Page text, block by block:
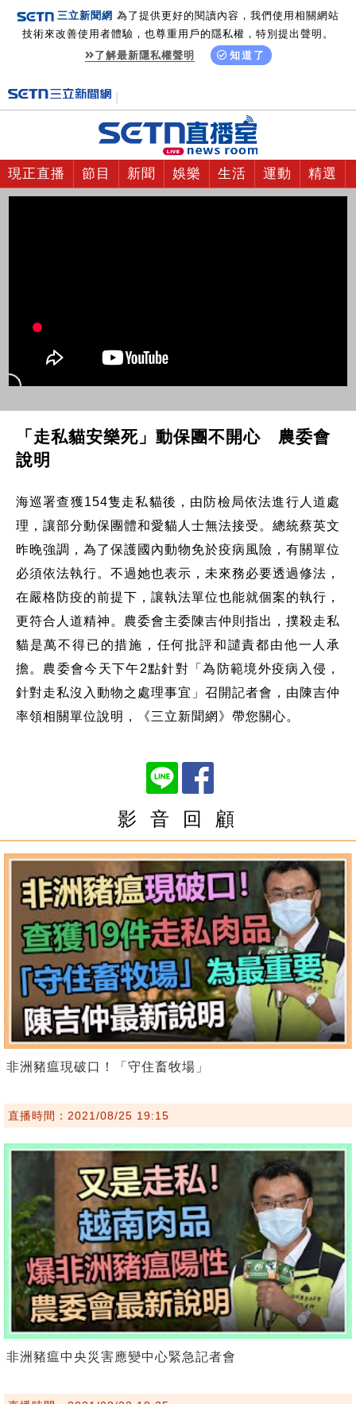
三立新聞網 為了提供更好的閱讀內容，我們使用相關網站
技術來改善使用者體驗，也尊重用戶的隱私權，特別提出聲明。
了解最新隱私權聲明
知道了
現正直播 節目 新聞 娛樂 生活 運動 精選
「走私貓安樂死」動保團不開心 農委會
說明
海巡署查獲154隻走私貓後，由防檢局依法進行人道處
理，讓部分動保團體和愛貓人士無法接受。總統蔡英文
昨晚強調，為了保護國內動物免於疫病風險，有關單位
必須依法執行。不過她也表示，未來務必要透過修法，
在嚴格防疫的前提下，讓執法單位也能就個案的執行，
更符合人道精神。農委會主委陳吉仲則指出，撲殺走私
貓是萬不得已的措施，任何批評和譴責都由他一人承
擔。農委會今天下午2點針對「為防範境外疫病入侵，
針對走私沒入動物之處理事宜」召開記者會，由陳吉仲
率領相關單位說明，《三立新聞網》帶您關心。
影 音 回 顧
非洲豬瘟現破口！「守住畜牧場」
直播時間：2021/08/25 19:15
非洲豬瘟中央災害應變中心緊急記者會